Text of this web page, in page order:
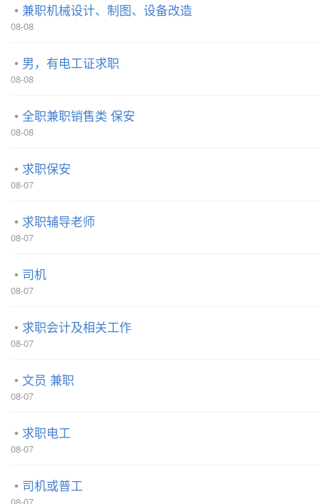
兼职机械设计、制图、设备改造
08-08
男，有电工证求职
08-08
全职兼职销售类 保安
08-08
求职保安
08-07
求职辅导老师
08-07
司机
08-07
求职会计及相关工作
08-07
文员 兼职
08-07
求职电工
08-07
司机或普工